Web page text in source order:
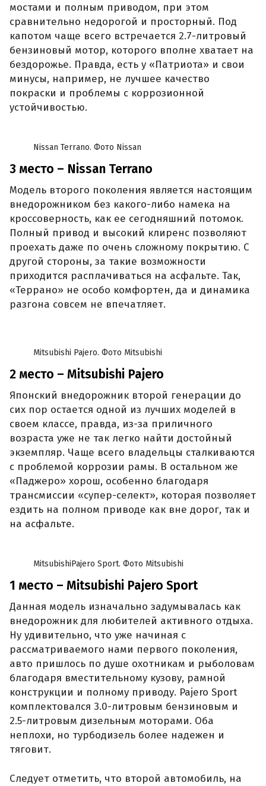
мостами и полным приводом, при этом
сравнительно недорогой и просторный. Под
капотом чаще всего встречается 2.7-литровый
бензиновый мотор, которого вполне хватает на
бездорожье. Правда, есть у «Патриота» и свои
минусы, например, не лучшее качество
покраски и проблемы с коррозионной
устойчивостью.
Nissan Terrano. Фото Nissan
3 место – Nissan Terrano
Модель второго поколения является настоящим
внедорожником без какого-либо намека на
кроссоверность, как ее сегодняшний потомок.
Полный привод и высокий клиренс позволяют
проехать даже по очень сложному покрытию. С
другой стороны, за такие возможности
приходится расплачиваться на асфальте. Так,
«Террано» не особо комфортен, да и динамика
разгона совсем не впечатляет.
Mitsubishi Pajero. Фото Mitsubishi
2 место – Mitsubishi Pajero
Японский внедорожник второй генерации до
сих пор остается одной из лучших моделей в
своем классе, правда, из-за приличного
возраста уже не так легко найти достойный
экземпляр. Чаще всего владельцы сталкиваются
с проблемой коррозии рамы. В остальном же
«Паджеро» хорош, особенно благодаря
трансмиссии «супер-селект», которая позволяет
ездить на полном приводе как вне дорог, так и
на асфальте.
MitsubishiPajero Sport. Фото Mitsubishi
1 место – Mitsubishi Pajero Sport
Данная модель изначально задумывалась как
внедорожник для любителей активного отдыха.
Ну удивительно, что уже начиная с
рассматриваемого нами первого поколения,
авто пришлось по душе охотникам и рыболовам
благодаря вместительному кузову, рамной
конструкции и полному приводу. Pajero Sport
комплектовался 3.0-литровым бензиновым и
2.5-литровым дизельным моторами. Оба
неплохи, но турбодизель более надежен и
тяговит.
Следует отметить, что второй автомобиль, на